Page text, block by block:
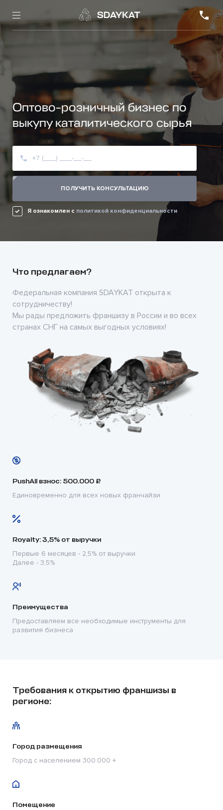
Оптово-розничный бизнес по
выкупу каталитического сырья
ПОЛУЧИТЬ КОНСУЛЬТАЦИЮ
Я ознакомлен c политикой конфиденциальности
Что предлагаем?
Федеральная компания SDAYKAT открыта к
сотрудничеству!
Мы рады предложить франшизу в России и во всех
странах СНГ на самых выгодных условиях!
PushAll взнос: 500.000 ₽
Единовременно для всех новых франчайзи
Royalty: 3,5% от выручки
Первые 6 месяцев - 2,5% от выручки
Далее - 3,5%
Преимущества
Предоставляем все необходимые инструменты для
развития бизнеса
Требования к открытию франшизы в
регионе:
Город размещения
Город с населением 300.000 +
Помещение